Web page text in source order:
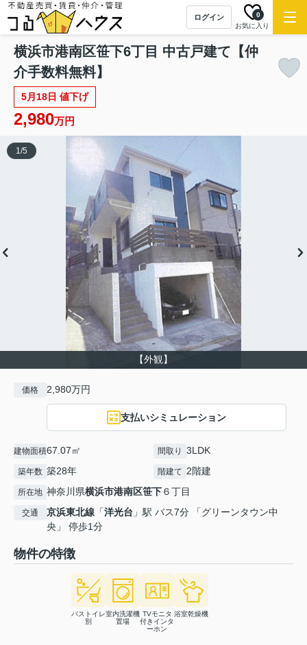
ログイン
お気に入り
0
横浜市港南区笹下6丁目 中古戸建て【仲
介手数料無料】
5月18日 値下げ
2,980万円
【外観】
1/5
価格 2,980万円
支払いシミュレーション
建物面積67.07㎡ 間取り 3LDK
築年数 築28年 階建て 2階建
所在地 神奈川県横浜市港南区笹下６丁目
交通 京浜東北線 「洋光台 」駅 バス7分 「グリーンタウン中
央」 停歩1分
物件の特徴
バストイレ
別
室内洗濯機
置場
TVモニタ
付きインタ
ーホン
浴室乾燥機